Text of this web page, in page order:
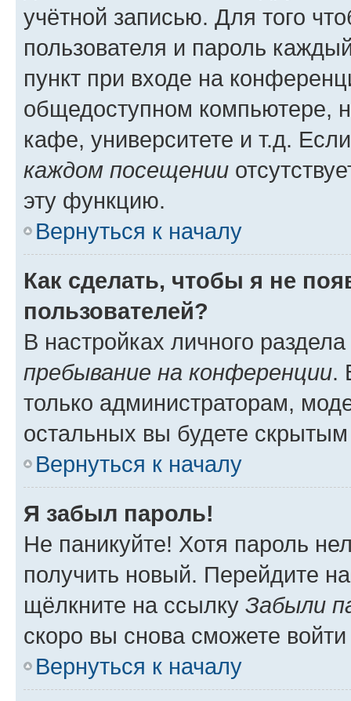
учётной записью. Для того
пользователя и пароль
пункт при входе на
общедоступном компьютере,
кафе, университете и т.д.
каждом посещении
эту функцию.
Вернуться к началу
Как сделать, чтобы я не
пользователей?
В настройках личного
пребывание на конференции.
только администраторам,
остальных вы будете
Вернуться к началу
Я забыл пароль!
Не паникуйте! Хотя пароль
получить новый. Перейдите
щёлкните на ссылку Забыли
скоро вы снова сможете
Вернуться к началу